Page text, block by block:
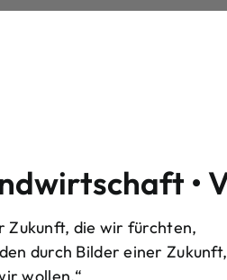
•
Zukunft, die wir fürchten,
durch Bilder einer Zukunft,